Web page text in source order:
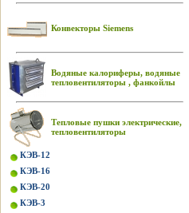
Конвекторы Siemens
Водяные калориферы, водяные
тепловентиляторы , фанкойлы
Тепловые пушки электрические,
тепловентиляторы
КЭВ-12
КЭВ-16
КЭВ-20
КЭВ-3